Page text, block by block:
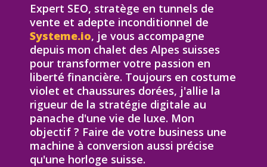
Expert SEO, stratège en tunnels de
vente et adepte inconditionnel de
Systeme.io, je vous accompagne
depuis mon chalet des Alpes suisses
pour transformer votre passion en
liberté financière. Toujours en costume
violet et chaussures dorées, j'allie la
rigueur de la stratégie digitale au
panache d'une vie de luxe. Mon
objectif ? Faire de votre business une
machine à conversion aussi précise
qu'une horloge suisse.